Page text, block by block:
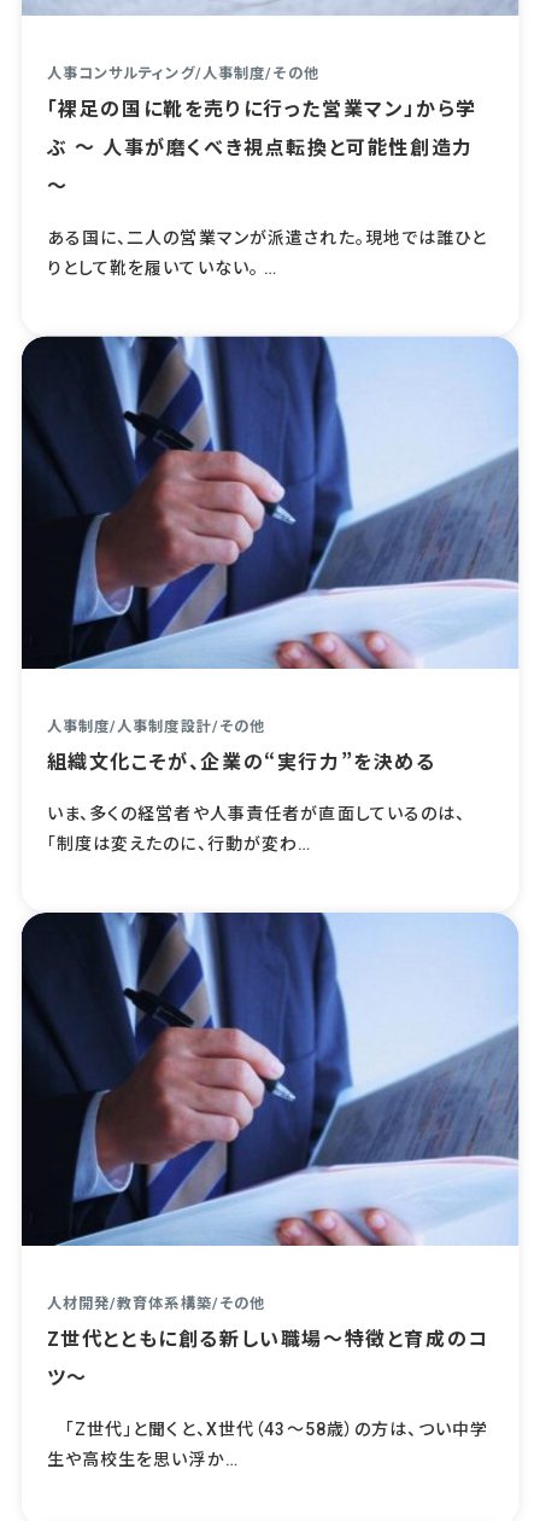
人事コンサルティング/ 人事制度/その他
「裸足の国に靴を売りに行った営業マン」から学
ぶ ～ 人事が磨くべき視点転換と可能性創造力
～
ある国に、二人の営業マンが派遣された。現地では誰ひと
りとして靴を履いていない。 …
人事制度/人事制度設計/その他
組織文化こそが、企業の“実行力”を決める
いま、多くの経営者や人事責任者が直面しているのは、
「制度は変えたのに、行動が変わ…
人材開発/教育体系構築/その他
Z世代とともに創る新しい職場～特徴と育成のコ
ツ～
「Z世代」と聞くと、X世代（43～58歳）の方は、つい中学
生や高校生を思い浮か…